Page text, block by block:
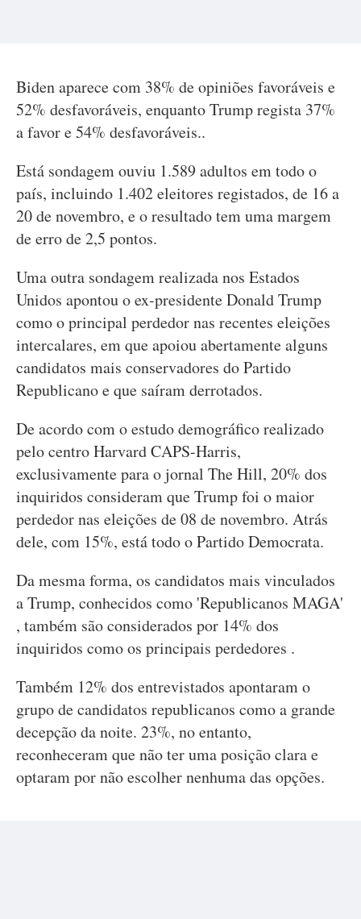
Biden aparece com 38% de opiniões favoráveis e
52% desfavoráveis, enquanto Trump regista 37%
a favor e 54% desfavoráveis..
Está sondagem ouviu 1.589 adultos em todo o
país, incluindo 1.402 eleitores registados, de 16 a
20 de novembro, e o resultado tem uma margem
de erro de 2,5 pontos.
Uma outra sondagem realizada nos Estados
Unidos apontou o ex-presidente Donald Trump
como o principal perdedor nas recentes eleições
intercalares, em que apoiou abertamente alguns
candidatos mais conservadores do Partido
Republicano e que saíram derrotados.
De acordo com o estudo demográfico realizado
pelo centro Harvard CAPS-Harris,
exclusivamente para o jornal The Hill, 20% dos
inquiridos consideram que Trump foi o maior
perdedor nas eleições de 08 de novembro. Atrás
dele, com 15%, está todo o Partido Democrata.
Da mesma forma, os candidatos mais vinculados
a Trump, conhecidos como 'Republicanos MAGA'
, também são considerados por 14% dos
inquiridos como os principais perdedores .
Também 12% dos entrevistados apontaram o
grupo de candidatos republicanos como a grande
decepção da noite. 23%, no entanto,
reconheceram que não ter uma posição clara e
optaram por não escolher nenhuma das opções.